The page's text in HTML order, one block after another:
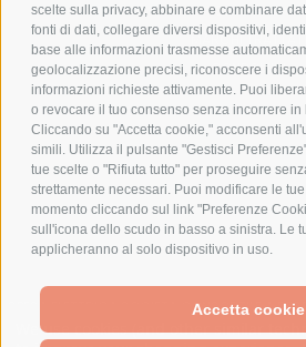
scelte sulla privacy, abbinare e combinare
fonti di dati, collegare diversi dispositivi,
base alle informazioni trasmesse
geolocalizzazione precisi, riconoscere i
informazioni richieste attivamente. Puoi
o revocare il tuo consenso senza incorrere
Cliccando su "Accetta cookie," acconsenti
simili. Utilizza il pulsante "Gestisci
tue scelte o "Rifiuta tutto" per proseguire
strettamente necessari. Puoi modificare le
momento cliccando sul link "Preferenze
sull'icona dello scudo in basso a sinistra. Le
applicheranno al solo dispositivo in uso.
Accetta cookie
CHI SIAMO
MARCHI TRATTATI
CONDOMINI
SPESA ELETTRICA SOCIETA CONSORTILE A
MILANOFIORI, STRADA 4 - PALAZZO A5 20057,
We use cookies (and other similar